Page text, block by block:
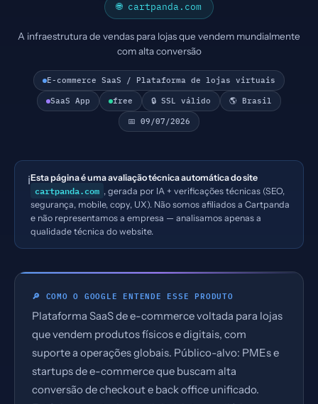
🌐 cartpanda.com
A infraestrutura de vendas para lojas que vendem mundialmente
com alta conversão
E-commerce SaaS / Plataforma de lojas virtuais
SaaS App free 🔒 SSL válido 🌎 Brasil
📅 09/07/2026
ℹ️Esta página é uma avaliação técnica automática do site
cartpanda.com , gerada por IA + verificações técnicas (SEO,
segurança, mobile, copy, UX). Não somos afiliados a Cartpanda
e não representamos a empresa — analisamos apenas a
qualidade técnica do website.
🔎 COMO O GOOGLE ENTENDE ESSE PRODUTO
Plataforma SaaS de e-commerce voltada para lojas
que vendem produtos físicos e digitais, com
suporte a operações globais. Público-alvo: PMEs e
startups de e-commerce que buscam alta
conversão de checkout e back office unificado.